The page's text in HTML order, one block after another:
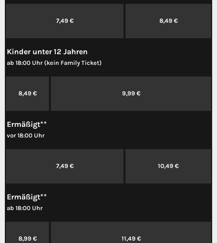
7,49 € 8,49 €
Kinder unter 12 Jahren
ab 18:00 Uhr (kein Family Ticket)
8,49 € 9,99 €
Ermäßigt**
vor 18:00 Uhr
7,49 € 10,49 €
Ermäßigt**
ab 18:00 Uhr
8,99 € 11,49 €